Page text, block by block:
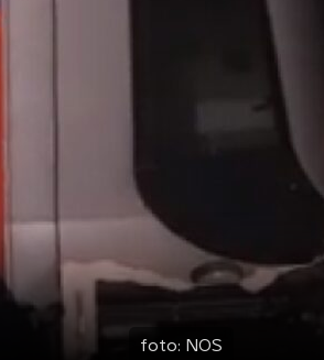
foto: NOS